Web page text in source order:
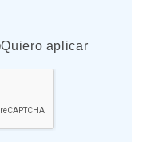
Quiero aplicar